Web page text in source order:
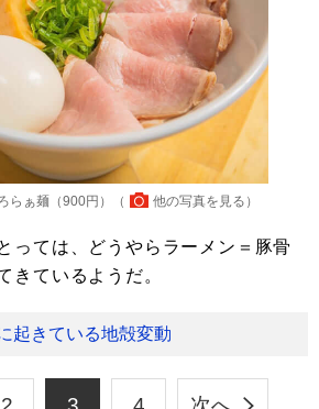
らぁ麺（900円）（ 他の写真を見る ）
っては、どうやらラーメン＝豚骨
きているようだ。
起きている地殻変動